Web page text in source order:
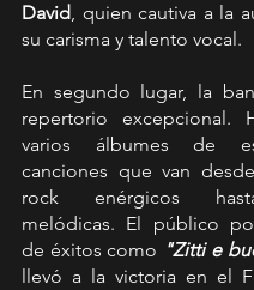
David, quien cautiva a la
su carisma y talento vocal.
En segundo lugar, la
repertorio excepcional.
varios álbumes de
canciones que van
rock enérgicos
melódicas. El público
de éxitos como "Zitti e
llevó a la victoria en el